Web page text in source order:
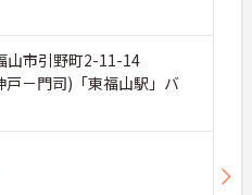
山市引野町2-11-14
戸－門司)「東福山駅」バ